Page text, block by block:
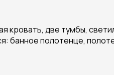
кровать, две тумбы,
банное полотенце,